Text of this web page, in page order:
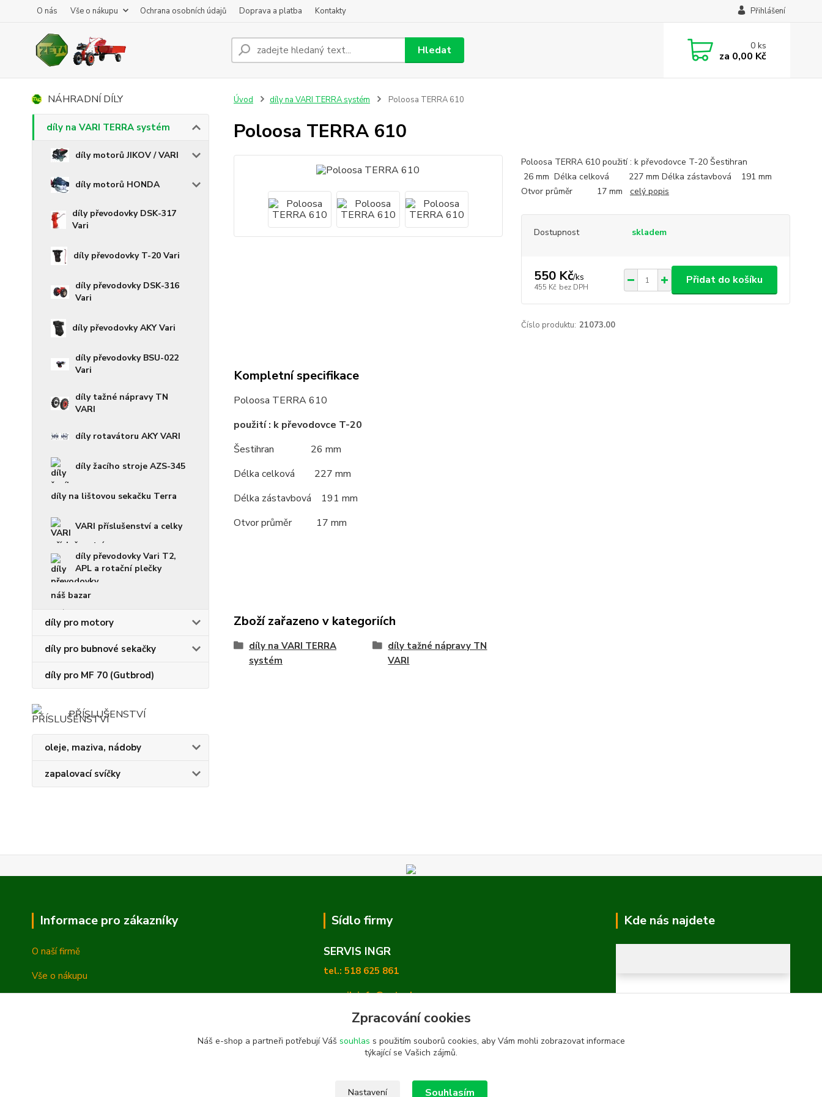
O nás Vše o nákupu Ochrana osobních údajů Doprava a platba Kontakty Přihlášení
Hledat 0ks
za 0,00 Kč
NÁHRADNÍ DÍLY
díly na VARI TERRA systém
díly motorů JIKOV / VARI
díly motorů HONDA
díly převodovky DSK-317
Vari
díly převodovky T-20 Vari
díly převodovky DSK-316
Vari
díly převodovky AKY Vari
díly převodovky BSU-022
Vari
díly tažné nápravy TN
VARI
díly rotavátoru AKY VARI
díly žacího stroje AZS-345
díly na lištovou sekačku Terra
VARI příslušenství a celky
díly převodovky Vari T2,
APL a rotační plečky
náš bazar
díly pro motory
díly pro bubnové sekačky
díly pro MF 70 (Gutbrod)
PŘÍSLUŠENSTVÍ
oleje, maziva, nádoby
zapalovací svíčky
Úvod díly na VARI TERRA systém Poloosa TERRA 610
Poloosa TERRA 610
Poloosa TERRA 610 použití : k převodovce T-20 Šestihran
26 mm Délka celková 227 mm Délka zástavbová 191 mm
Otvor průměr 17 mm celý popis
Dostupnost skladem
550 Kč/ks
455 Kč bez DPH
Přidat do košíku
Číslo produktu: 21073.00
Kompletní specifikace
Poloosa TERRA 610
použití : k převodovce T-20
Šestihran 26 mm
Délka celková 227 mm
Délka zástavbová 191 mm
Otvor průměr 17 mm
Zboží zařazeno v kategoriích
díly na VARI TERRA
systém
díly tažné nápravy TN
VARI
Informace pro zákazníky
O naší firmě
Vše o nákupu
Sídlo firmy
SERVIS INGR
tel.: 518 625 861
e-mail: info@zetashop.cz
Mgr. Olga Hradilová, Ph. D.
Skoronice 169, Vlkoš 696 41
Kde nás najdete
Zpracování cookies
Náš e-shop a partneři potřebují Váš souhlas s použitím souborů cookies, aby Vám mohli zobrazovat informace
týkající se Vašich zájmů.
Nastavení Souhlasím